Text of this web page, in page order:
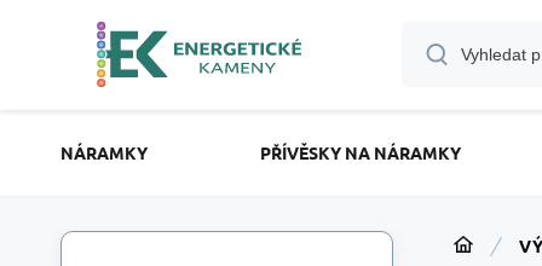
NÁRAMKY PŘÍVĚSKY NA NÁRAMKY